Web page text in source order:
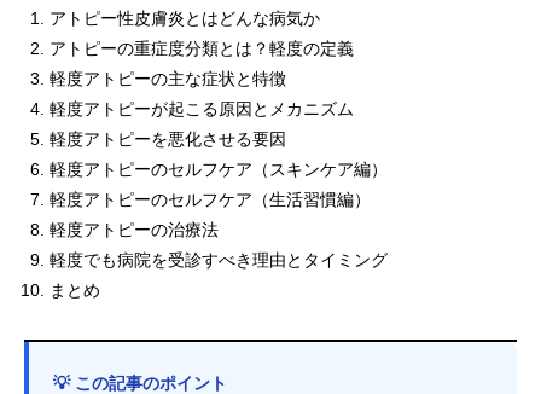
アトピー性皮膚炎とはどんな病気か
アトピーの重症度分類とは？軽度の定義
軽度アトピーの主な症状と特徴
軽度アトピーが起こる原因とメカニズム
軽度アトピーを悪化させる要因
軽度アトピーのセルフケア（スキンケア編）
軽度アトピーのセルフケア（生活習慣編）
軽度アトピーの治療法
軽度でも病院を受診すべき理由とタイミング
まとめ
💡 この記事のポイント